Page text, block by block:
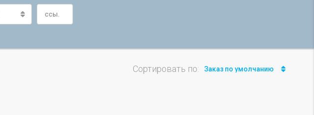
Сортировать по: Заказ по умолчанию